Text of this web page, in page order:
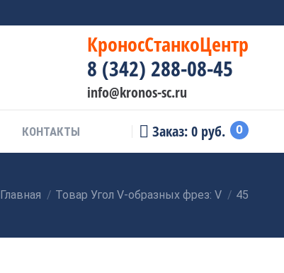
КроносСтанкоЦентр
8 (342) 288-08-45
info@kronos-sc.ru
КОНТАКТЫ Заказ:0 руб. 0
Вы здесь:
Главная Товар Угол V-образных фрез: V 45